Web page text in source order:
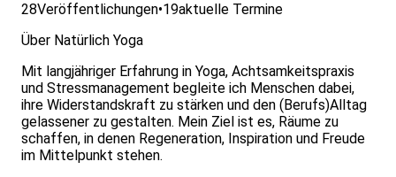
28Veröffentlichungen•19aktuelle Termine
Über Natürlich Yoga
Mit langjähriger Erfahrung in Yoga, Achtsamkeitspraxis
und Stressmanagement begleite ich Menschen dabei,
ihre Widerstandskraft zu stärken und den (Berufs)Alltag
gelassener zu gestalten. Mein Ziel ist es, Räume zu
schaffen, in denen Regeneration, Inspiration und Freude
im Mittelpunkt stehen.